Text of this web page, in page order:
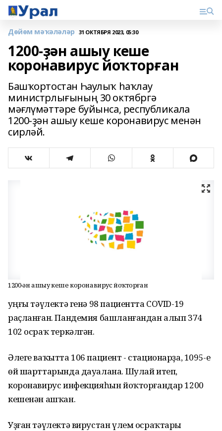
Дөйөм мәҡәләләр 31 ОКТЯБРЯ 2023, 05:30
1200-ҙән ашыу кеше
коронавирус йоҡторған
Башҡортостан Һаулыҡ һаҡлау
министрлығының 30 октябргә
мәғлүмәттәре буйынса, республикала
1200-ҙән ашыу кеше коронавирус менән
сирләй.
1200-ҙән ашыу кеше коронавирус йоҡторған
Һуңғы тәүлектә генә 98 пациентта COVID-19
раҫланған. Пандемия башланғандан алып 374
102 осраҡ теркәлгән.
Әлеге ваҡытта 106 пациент - стационарҙа, 1095-е
өй шарттарында дауалана. Шулай итеп,
коронавирус инфекцияһын йоҡторғандар 1200
кешенән ашҡан.
Уҙған тәүлектә вирустан үлем осраҡтары